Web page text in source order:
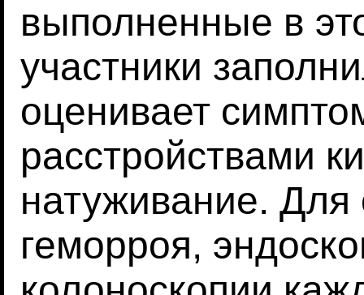
выполненные в
участники
оценивает
расстройствами
натуживание. Для
геморроя,